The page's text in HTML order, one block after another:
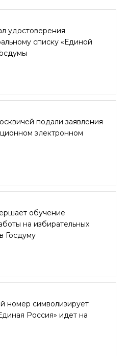
удостоверения
списку «Единой
подали заявления
электронном
обучение
на избирательных
Госдуму
номер символизирует
Россия» идет на